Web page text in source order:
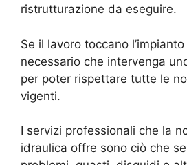
ristrutturazione da eseguire.
Se il lavoro toccano
necessario che intervenga
per poter rispettare tutte le
vigenti.
I servizi professionali che la
idraulica offre sono ciò che